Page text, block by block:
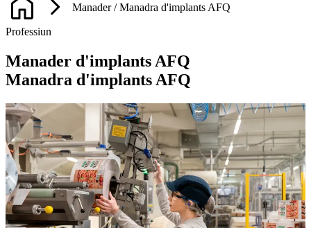
Manader / Manadra d'implants AFQ
Professiun
Manader d'implants AFQ
Manadra d'implants AFQ